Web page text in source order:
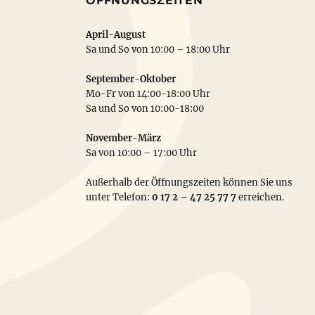
April-August
Sa und So von 10:00 – 18:00 Uhr
September-Oktober
Mo-Fr von 14:00-18:00 Uhr
Sa und So von 10:00-18:00
November-März
Sa von 10:00 – 17:00 Uhr
Außerhalb der Öffnungszeiten können Sie uns
unter Telefon: 0 17 2 – 47 25 77 7erreichen.